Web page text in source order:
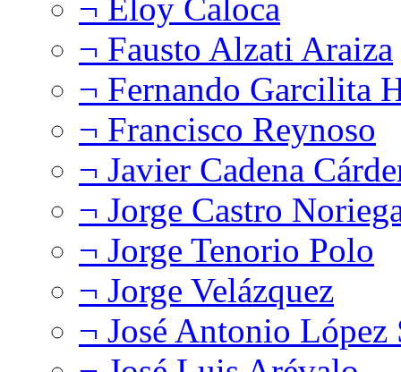
¬ Eloy Caloca
¬ Fausto Alzati Araiza
¬ Fernando Garcilita
¬ Francisco Reynoso
¬ Javier Cadena
¬ Jorge Castro
¬ Jorge Tenorio Polo
¬ Jorge Velázquez
¬ José Antonio López